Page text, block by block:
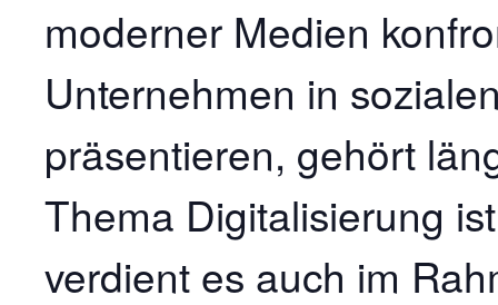
moderner Medien
Unternehmen in
präsentieren, gehört
Thema Digitalisierung
verdient es auch im